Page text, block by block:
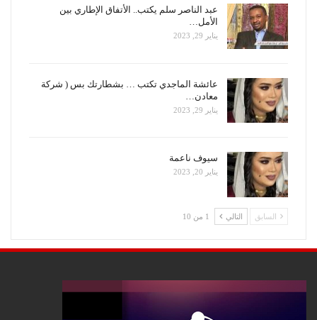
عبد الناصر سلم يكتب.. الأتفاق الإطاري بين
الأمل…
يناير 29, 2023
عائشة الماجدي تكتب … بشطارتك بس ( شركة
معادن…
يناير 29, 2023
سيوف ناعمة
يناير 20, 2023
السابق التالي 1 من 10